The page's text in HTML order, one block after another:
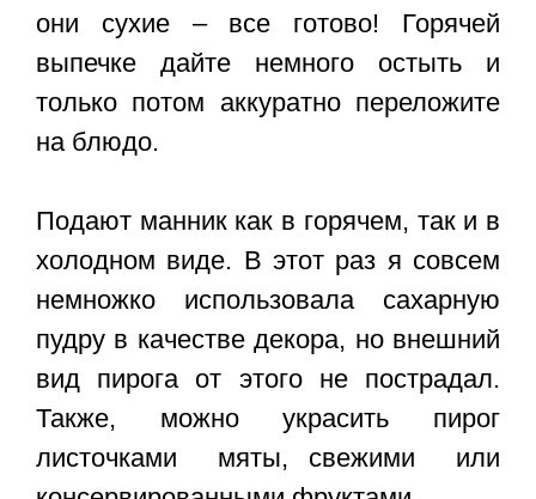
они сухие – все готово! Горячей
выпечке дайте немного остыть и
только потом аккуратно переложите
на блюдо.
Подают манник как в горячем, так и в
холодном виде. В этот раз я совсем
немножко использовала сахарную
пудру в качестве декора, но внешний
вид пирога от этого не пострадал.
Также, можно украсить пирог
листочками мяты, свежими или